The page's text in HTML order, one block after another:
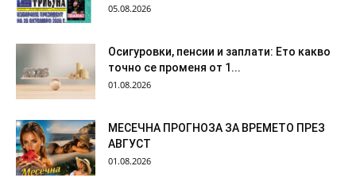
05.08.2026
Осигуровки, пенсии и заплати: Ето какво
точно се променя от 1...
01.08.2026
МЕСЕЧНА ПРОГНОЗА ЗА ВРЕМЕТО ПРЕЗ
АВГУСТ
01.08.2026